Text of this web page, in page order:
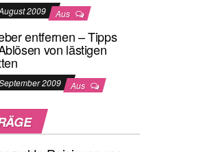
2009 Aus
entfernen – Tipps
von lästigen
2009 Aus